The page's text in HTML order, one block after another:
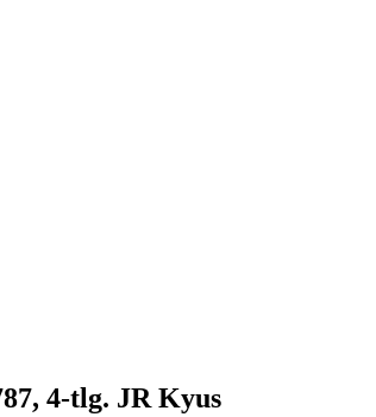
4-tlg. JR Kyus